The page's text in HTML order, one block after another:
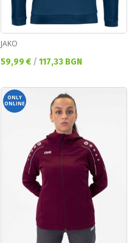
JAKO
Текуща цена:
59,99 € / 117,33 BGN
ONLY
ONLINE